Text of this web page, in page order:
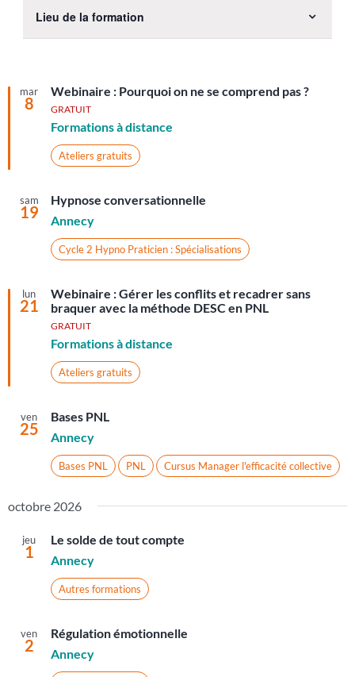
the
form
cause
to
refresh
results.
Lieu de la formation
filter
mar
8
Webinaire : Pourquoi on ne se comprend pas ?
GRATUIT
Formations à distance
Ateliers gratuits
sam
19
Hypnose conversationnelle
Annecy
Cycle 2 Hypno Praticien : Spécialisations
lun
21
Webinaire : Gérer les conflits et recadrer sans
braquer avec la méthode DESC en PNL
GRATUIT
Formations à distance
Ateliers gratuits
ven
25
Bases PNL
Annecy
Bases PNL PNL Cursus Manager l'efficacité collective
octobre 2026
jeu
1
Le solde de tout compte
Annecy
Autres formations
ven
2
Régulation émotionnelle
Annecy